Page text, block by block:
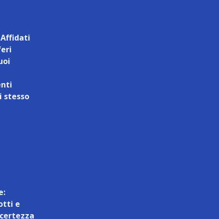
stesso
e